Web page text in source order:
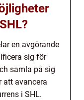
en avgörande
sig för
samla på sig
att avancera
i SHL.